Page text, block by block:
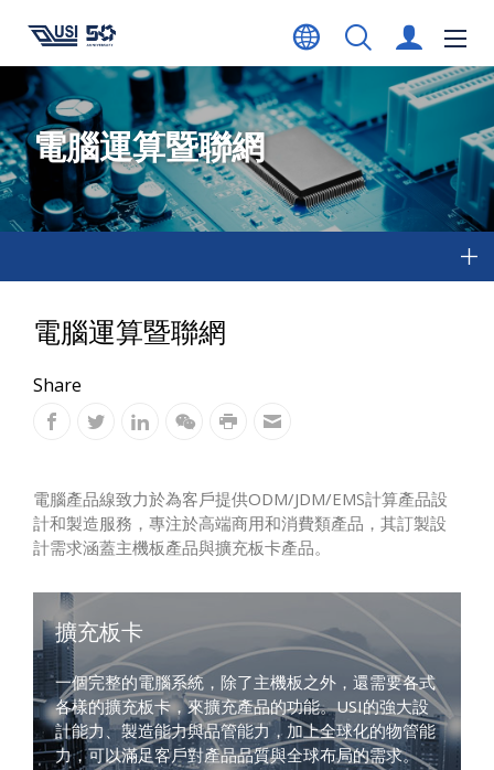
電腦運算暨聯網
電腦運算暨聯網
Share
電腦產品線致力於為客戶提供ODM/JDM/EMS計算產品設
計和製造服務，專注於高端商用和消費類產品，其訂製設
計需求涵蓋主機板產品與擴充板卡產品。
擴充板卡
一個完整的電腦系統，除了主機板之外，還需要各式
各樣的擴充板卡，來擴充產品的功能。USI的強大設
計能力、製造能力與品管能力，加上全球化的物管能
力，可以滿足客戶對產品品質與全球布局的需求。